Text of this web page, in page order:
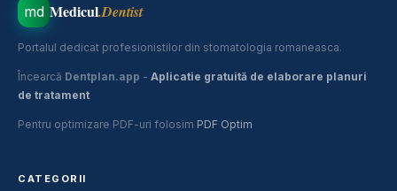
md Medicul.Dentist
Portalul dedicat profesionistilor din stomatologia romaneasca.
Încearcă Dentplan.app - Aplicatie gratuită de elaborare planuri
de tratament
Pentru optimizare PDF-uri folosim PDF Optim
CATEGORII